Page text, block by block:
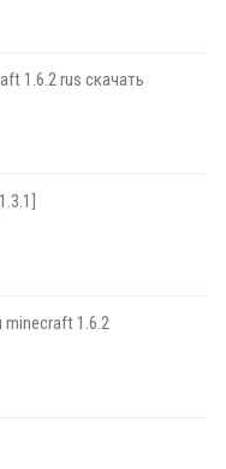
1.6.2 rus скачать
minecraft 1.6.2